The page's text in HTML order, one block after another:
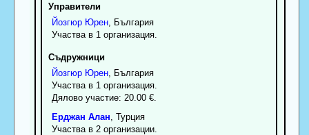
Управители
Йозгюр Юрен, България
Участва в 1 организация.
Съдружници
Йозгюр Юрен, България
Участва в 1 организация.
Дялово участие: 20.00 €.
Ерджан Алан , Турция
Участва в 2 организации.